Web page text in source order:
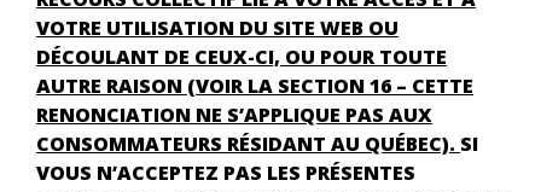
VOTRE UTILISATION DU SITE WEB OU
DÉCOULANT DE CEUX-CI, OU POUR TOUTE
AUTRE RAISON (VOIR LA SECTION 16 – CETTE
RENONCIATION NE S’APPLIQUE PAS AUX
CONSOMMATEURS RÉSIDANT AU QUÉBEC). SI
VOUS N’ACCEPTEZ PAS LES PRÉSENTES